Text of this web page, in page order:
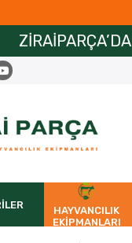
MAİL ORDER
HAYVANCILIK
EKİPMANLARI